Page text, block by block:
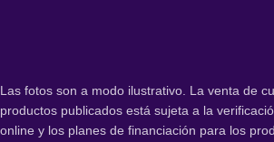
Las fotos son a modo ilustrativo. La venta de
productos publicados está sujeta a la
online y los planes de financiación para los